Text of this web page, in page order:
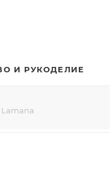
И РУКОДЕЛИЕ